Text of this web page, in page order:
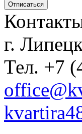
г.
Тел. +7